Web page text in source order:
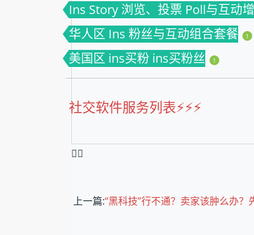
Ins Story 浏览、投票 Poll与互动
华人区 Ins 粉丝与互动组合套餐 1
美国区 ins买粉 ins买粉丝 1
社交软件服务列表⚡️⚡️⚡️
❤️‍🔥
上一篇:“黑科技”行不通？卖家该肿么办